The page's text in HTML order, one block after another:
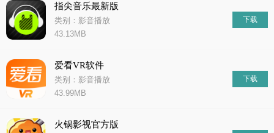
指尖音乐最新版
类别：影音播放
43.13MB
下载
爱看VR软件
类别：影音播放
43.99MB
下载
火锅影视官方版